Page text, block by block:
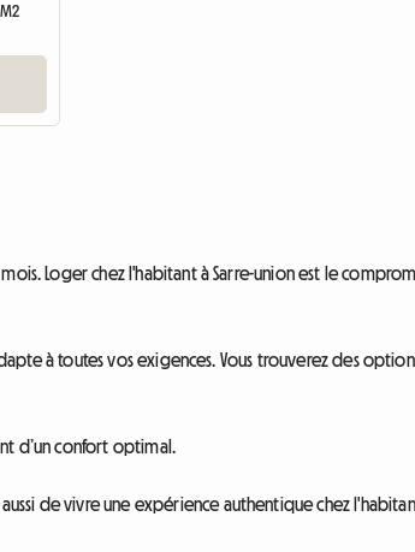
Loger chez l'habitant à Sarre-union est le
à toutes vos exigences. Vous trouverez des
d’un confort optimal.
de vivre une expérience authentique chez